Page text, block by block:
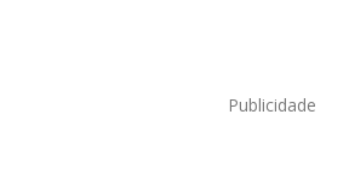
Publicidade